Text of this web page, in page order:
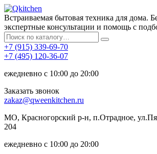
Встраиваемая бытовая техника для дома.
экспертные консультации и помощь с
+7 (915) 339-69-70
+7 (495) 120-36-07
ежедневно с 10:00 до 20:00
Заказать звонок
zakaz@qweenkitchen.ru
МО, Красногорский р-н, п.Отрадное,
204
ежедневно с 10:00 до 20:00